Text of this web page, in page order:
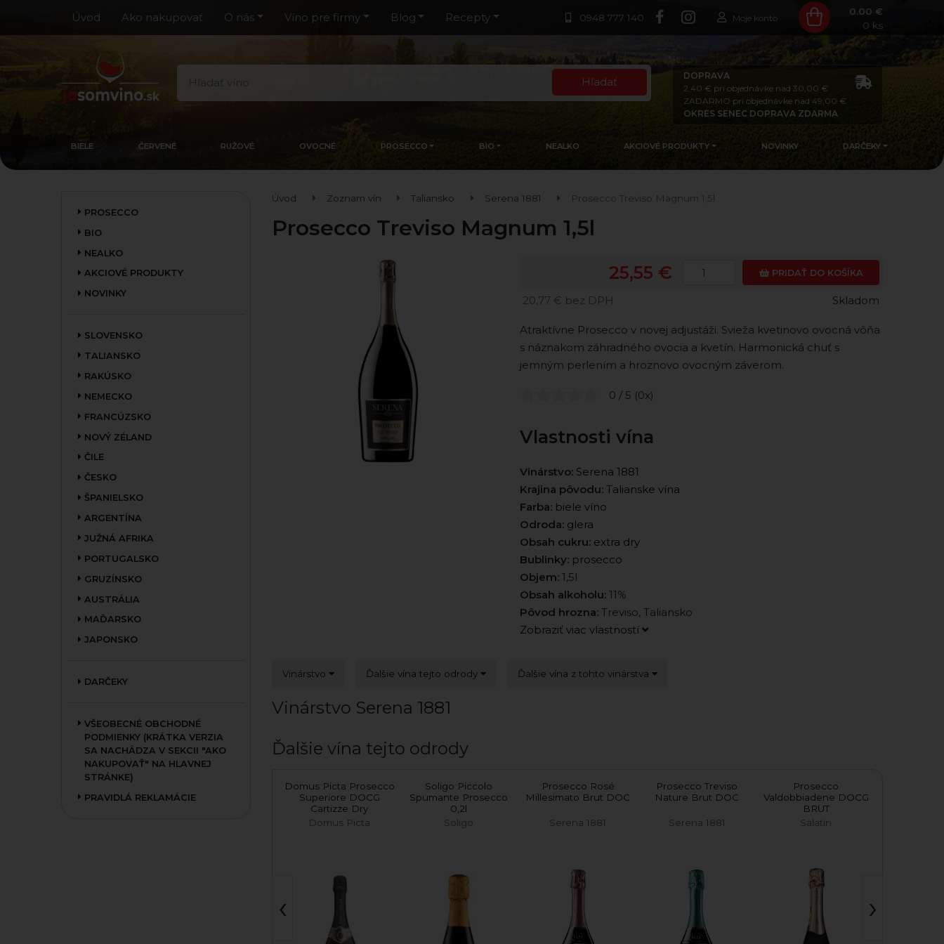
0948 777 140
Úvod Ako nakupovať O nás Víno pre firmy Blog Recepty Moje konto
0.00 €
0 ks
Hľadať
DOPRAVA
2,40 € pri objednávke nad 30,00 €
ZADARMO pri objednávke nad 49,00 €
OKRES SENEC DOPRAVA ZDARMA
BIELE ČERVENÉ RUŽOVÉ OVOCNÉ PROSECCO BIO NEALKO AKCIOVÉ PRODUKTY NOVINKY DARČEKY
PROSECCO
BIO
NEALKO
AKCIOVÉ PRODUKTY
NOVINKY
SLOVENSKO
TALIANSKO
RAKÚSKO
NEMECKO
FRANCÚZSKO
NOVÝ ZÉLAND
ČILE
ČESKO
ŠPANIELSKO
ARGENTÍNA
JUŽNÁ AFRIKA
PORTUGALSKO
GRUZÍNSKO
AUSTRÁLIA
MAĎARSKO
JAPONSKO
DARČEKY
VŠEOBECNÉ OBCHODNÉ
PODMIENKY (KRÁTKA VERZIA
SA NACHÁDZA V SEKCII "AKO
NAKUPOVAŤ" NA HLAVNEJ
STRÁNKE)
PRAVIDLÁ REKLAMÁCIE
Úvod Zoznam vín Taliansko Serena 1881 Prosecco Treviso Magnum 1,5l
Prosecco Treviso Magnum 1,5l
25,55 €
20,77 € bez DPH
PRIDAŤ DO KOŠÍKA
Skladom
Atraktívne Prosecco v novej adjustáži. Svieža kvetinovo ovocná vôňa
s náznakom záhradného ovocia a kvetín. Harmonická chuť s
jemným perlením a hroznovo ovocným záverom.
0 / 5 (0x)
Vlastnosti vína
Vinárstvo: Serena 1881
Krajina pôvodu: Talianske vína
Farba: biele víno
Odroda: glera
Obsah cukru: extra dry
Bublinky: prosecco
Objem:1,5l
Obsah alkoholu:11%
Pôvod hrozna:Treviso, Taliansko
Zobraziť viac vlastností
Vinárstvo Ďalšie vína tejto odrody Ďalšie vína z tohto vinárstva
Vinárstvo Serena 1881
Ďalšie vína tejto odrody
Millesimato Extra Dry
Domus Picta Prosecco
Superiore DOCG
Cartizze Dry
Domus Picta
Soligo Piccolo
Spumante Prosecco
0,2l
Soligo
Prosecco Rosé
Millesimato Brut DOC
Serena 1881
Prosecco Treviso
Nature Brut DOC
Serena 1881
Prosecco
Valdobbiadene DOCG
BRUT
Salatin
‹ ›